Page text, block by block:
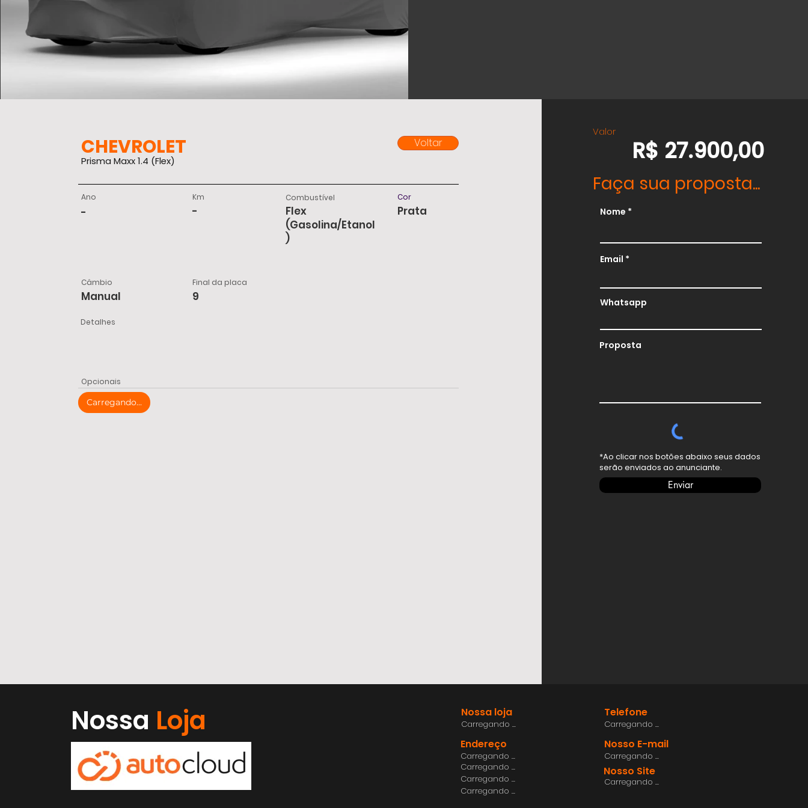
CHEVROLET
Prisma Maxx 1.4 (Flex)
Voltar
Ano
-
Km
-
Combustível
Flex
(Gasolina/Etanol
)
Cor
Prata
Câmbio
Manual
Final da placa
9
Detalhes
Opcionais
Carregando...
Valor
R$ 27.900,00
Faça sua proposta...
Nome
Email
Whatsapp
Proposta
*Ao clicar nos botões abaixo seus dados
serão enviados ao anunciante.
Enviar
Nossa Loja Nossa loja
Carregando ...
Telefone
Carregando ...
Endereço
Carregando ...
Carregando ...
Carregando ...
Carregando ...
Nosso E-mail
Carregando ...
Carregando ...
Nosso Site